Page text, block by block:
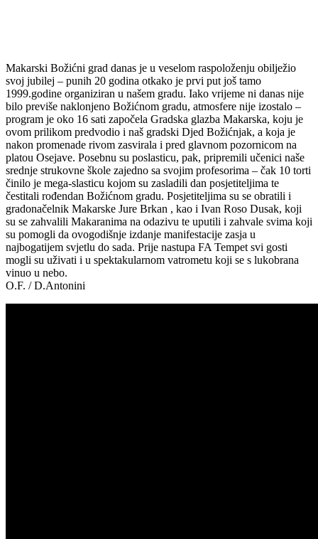
Makarski Božićni grad danas je u veselom raspoloženju obilježio
svoj jubilej – punih 20 godina otkako je prvi put još tamo
1999.godine organiziran u našem gradu. Iako vrijeme ni danas nije
bilo previše naklonjeno Božićnom gradu, atmosfere nije izostalo –
program je oko 16 sati započela Gradska glazba Makarska, koju je
ovom prilikom predvodio i naš gradski Djed Božićnjak, a koja je
nakon promenade rivom zasvirala i pred glavnom pozornicom na
platou Osejave. Posebnu su poslasticu, pak, pripremili učenici naše
srednje strukovne škole zajedno sa svojim profesorima – čak 10 torti
činilo je mega-slasticu kojom su zasladili dan posjetiteljima te
čestitali rođendan Božićnom gradu. Posjetiteljima su se obratili i
gradonačelnik Makarske Jure Brkan , kao i Ivan Roso Dusak, koji
su se zahvalili Makaranima na odazivu te uputili i zahvale svima koji
su pomogli da ovogodišnje izdanje manifestacije zasja u
najbogatijem svjetlu do sada. Prije nastupa FA Tempet svi gosti
mogli su uživati i u spektakularnom vatrometu koji se s lukobrana
vinuo u nebo.
O.F. / D.Antonini